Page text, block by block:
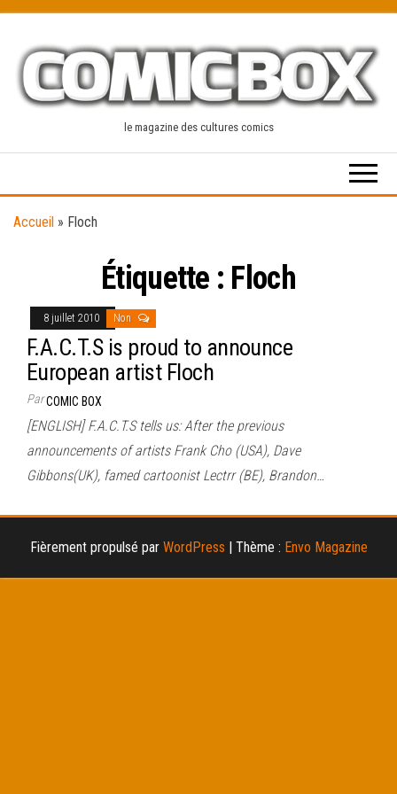
content
le magazine des cultures comics
Accueil » Floch
Étiquette : Floch
8 juillet 2010 Non
F.A.C.T.S is proud to announce
European artist Floch
ParCOMIC BOX
[ENGLISH] F.A.C.T.S tells us: After the previous
announcements of artists Frank Cho (USA), Dave
Gibbons(UK), famed cartoonist Lectrr (BE), Brandon…
Fièrement propulsé par WordPress | Thème : Envo Magazine